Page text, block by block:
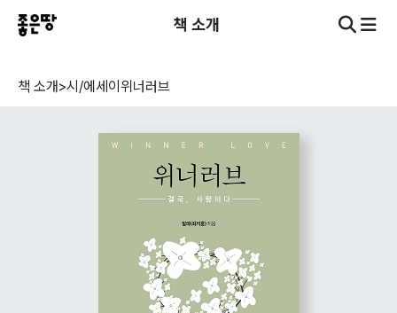
책 소개
책 소개>시/에세이 위너러브